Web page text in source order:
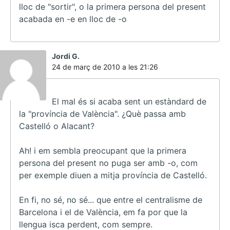
lloc de "sortir", o la primera persona del present
acabada en -e en lloc de -o
Jordi G.
dit:
24 de març de 2010 a les 21:26
El mal és si acaba sent un estàndard de
la "província de València". ¿Què passa amb
Castelló o Alacant?
Ah! i em sembla preocupant que la primera
persona del present no puga ser amb -o, com
per exemple diuen a mitja província de Castelló.
En fi, no sé, no sé... que entre el centralisme de
Barcelona i el de València, em fa por que la
llengua isca perdent, com sempre.